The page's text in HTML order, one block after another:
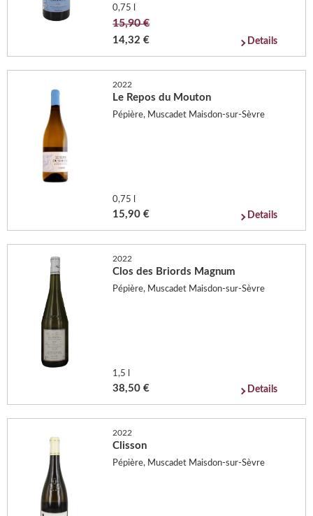
0,75 l
15,90 €
14,32 € Details
2022
Le Repos du Mouton
Pépière, Muscadet Maisdon-sur-Sèvre
0,75 l
15,90 € Details
2022
Clos des Briords Magnum
Pépière, Muscadet Maisdon-sur-Sèvre
1,5 l
38,50 € Details
2022
Clisson
Pépière, Muscadet Maisdon-sur-Sèvre